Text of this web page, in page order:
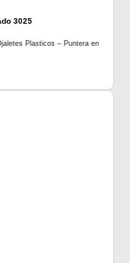
3025
Plasticos – Puntera en